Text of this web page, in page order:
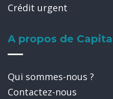
Crédit urgent
A propos de
Qui sommes-nous ?
Contactez-nous